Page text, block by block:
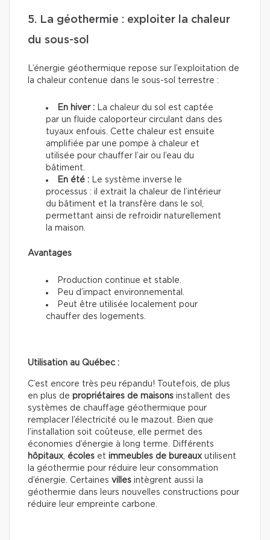
5. La géothermie : exploiter la chaleur
du sous-sol
L’énergie géothermique repose sur l’exploitation de
la chaleur contenue dans le sous-sol terrestre :
En hiver : La chaleur du sol est captée
par un fluide caloporteur circulant dans des
tuyaux enfouis. Cette chaleur est ensuite
amplifiée par une pompe à chaleur et
utilisée pour chauffer l’air ou l’eau du
bâtiment.
En été : Le système inverse le
processus : il extrait la chaleur de l’intérieur
du bâtiment et la transfère dans le sol,
permettant ainsi de refroidir naturellement
la maison.
Avantages
Production continue et stable.
Peu d’impact environnemental.
Peut être utilisée localement pour
chauffer des logements.
Utilisation au Québec :
C’est encore très peu répandu! Toutefois, de plus
en plus de propriétaires de maisons installent des
systèmes de chauffage géothermique pour
remplacer l’électricité ou le mazout. Bien que
l’installation soit coûteuse, elle permet des
économies d’énergie à long terme. Différents
hôpitaux, écoles et immeubles de bureaux utilisent
la géothermie pour réduire leur consommation
d’énergie. Certaines villes intègrent aussi la
géothermie dans leurs nouvelles constructions pour
réduire leur empreinte carbone.